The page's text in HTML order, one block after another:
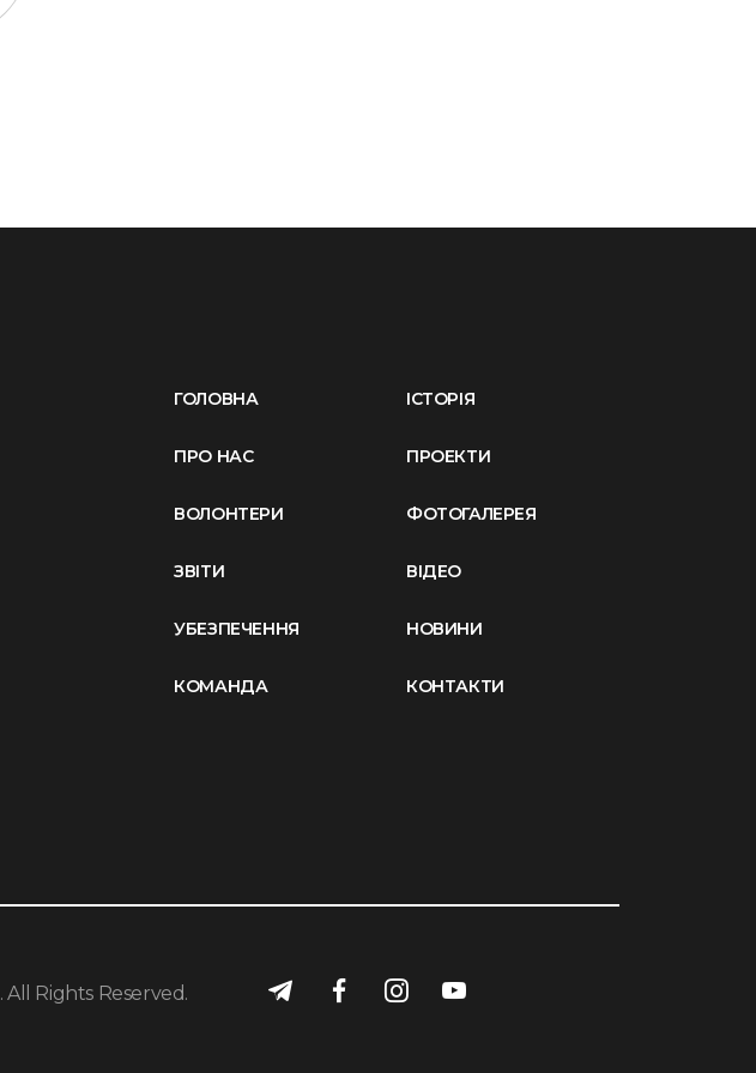
ГОЛОВНА
ПРО НАС
ВОЛОНТЕРИ
ЗВІТИ
УБЕЗПЕЧЕННЯ
КОМАНДА
ІСТОРІЯ
ПРОЕКТИ
ФОТОГАЛЕРЕЯ
ВІДЕО
НОВИНИ
КОНТАКТИ
. All Rights Reserved.